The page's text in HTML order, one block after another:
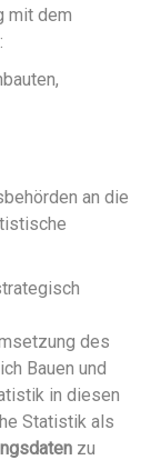
mit dem
an die
des
Bauen und
in diesen
Statistik als
zu